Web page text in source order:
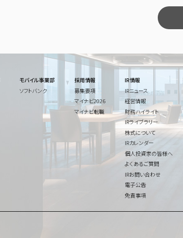
モバイル事業部
ソフトバンク
採用情報
募集要項
マイナビ2026
マイナビ転職
IR情報
IRニュース
経営情報
財務ハイライト
IRライブラリー
株式について
IRカレンダー
個人投資家の皆様へ
よくあるご質問
IRお問い合わせ
電子公告
免責事項